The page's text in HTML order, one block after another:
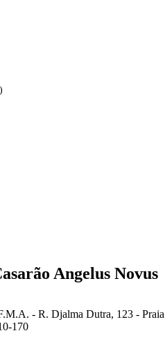
Angelus Novus
- R. Djalma Dutra, 123 - Praia
170